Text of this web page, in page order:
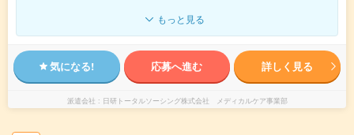
もっと見る
気になる! 応募へ進む 詳しく見る
派遣会社 日研トータルソーシング株式会社 メディカルケア事業部